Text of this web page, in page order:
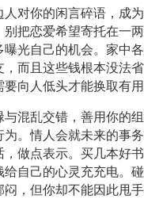
人对你的闲言碎语，成
把恋爱希望寄托在一
光自己的机会。家中
而且这些钱根本没法
向人低头才能换取有用
与混乱交错，善用你的
为。情人会就未来的事
做点表示。买几本好
自己的心灵充充电。
，但你却不能因此甩手